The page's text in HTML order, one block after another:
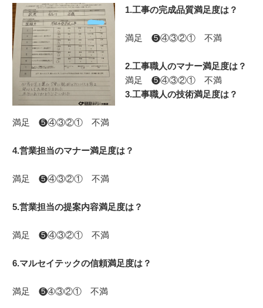
1.工事の完成品質満足度は？
満足 ❺④③②① 不満
2.工事職人のマナー満足度は？
満足 ❺④③②① 不満
3.工事職人の技術満足度は？
満足 ❺④③②① 不満
4.営業担当のマナー満足度は？
満足 ❺④③②① 不満
5.営業担当の提案内容満足度は？
満足 ❺④③②① 不満
6.マルセイテックの信頼満足度は？
満足 ❺➃③②① 不満